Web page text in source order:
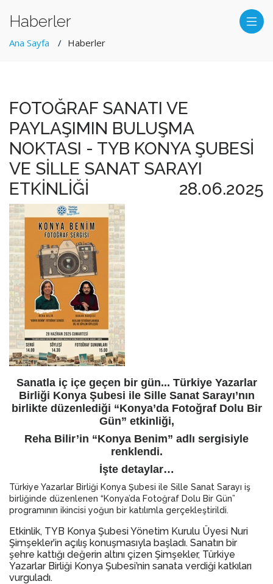
Haberler
Ana Sayfa Haberler
FOTOĞRAF SANATI VE
PAYLAŞIMIN BULUŞMA
NOKTASI - TYB KONYA ŞUBESİ
VE SİLLE SANAT SARAYI
ETKİNLİĞİ
28.06.2025
Sanatla iç içe geçen bir gün... Türkiye Yazarlar
Birliği Konya Şubesi ile Sille Sanat Sarayı’nın
birlikte düzenlediği “Konya’da Fotoğraf Dolu Bir
Gün” etkinliği,
Reha Bilir’in “Konya Benim” adlı sergisiyle
renklendi.
İşte detaylar…
Türkiye Yazarlar Birliği Konya Şubesi ile Sille Sanat Sarayı iş
birliğinde düzenlenen “Konya’da Fotoğraf Dolu Bir Gün”
programının ikincisi yoğun bir katılımla gerçekleştirildi.
Etkinlik, TYB Konya Şubesi Yönetim Kurulu Üyesi Nuri
Şimşekler’in açılış konuşmasıyla başladı. Sanatın bir
şehre kattığı değerin altını çizen Şimşekler, Türkiye
Yazarlar Birliği Konya Şubesi’nin sanata verdiği katkıları
vurguladı.